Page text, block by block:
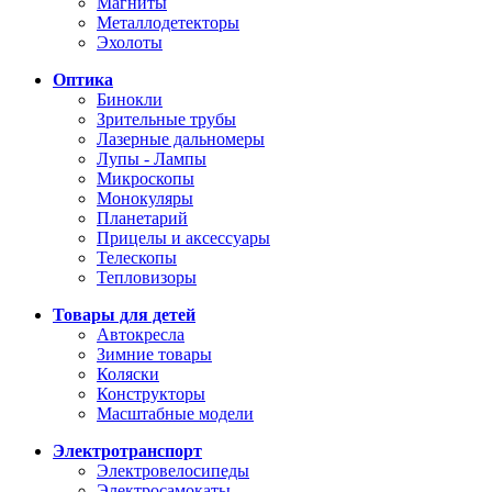
Металлодетекторы
Эхолоты
Оптика
Бинокли
Зрительные трубы
Лазерные дальномеры
Лупы - Лампы
Микроскопы
Монокуляры
Планетарий
Прицелы и аксессуары
Телескопы
Тепловизоры
Товары для детей
Автокресла
Зимние товары
Коляски
Конструкторы
Масштабные модели
Электротранспорт
Электровелосипеды